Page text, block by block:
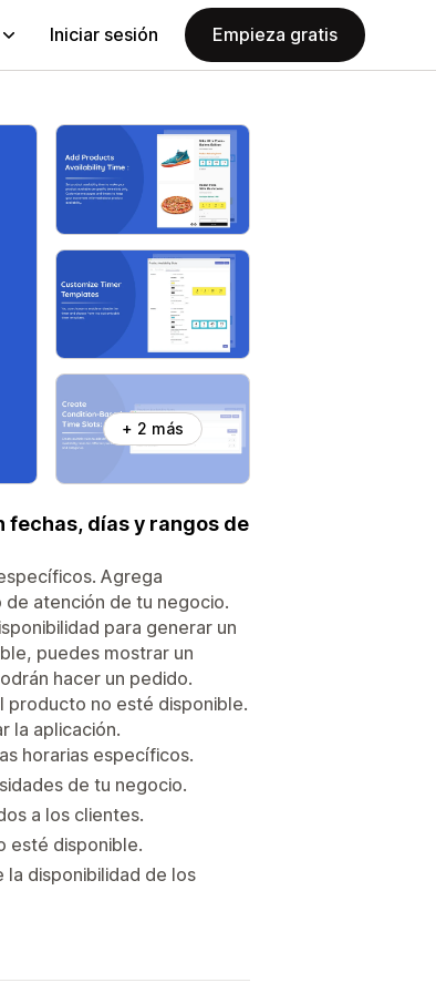
Iniciar sesión Empieza gratis
+ 2 más
días y rangos de
Agrega
atención de tu negocio.
para generar un
puedes mostrar un
hacer un pedido.
producto no esté disponible.
la aplicación.
horarias específicos.
de tu negocio.
a los clientes.
esté disponible.
disponibilidad de los